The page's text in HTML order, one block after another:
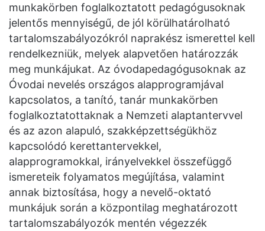
munkakörben foglalkoztatott pedagógusoknak
jelentős mennyiségű, de jól körülhatárolható
tartalomszabályozókról naprakész ismerettel kell
rendelkezniük, melyek alapvetően határozzák
meg munkájukat. Az óvodapedagógusoknak az
Óvodai nevelés országos alapprogramjával
kapcsolatos, a tanító, tanár munkakörben
foglalkoztatottaknak a Nemzeti alaptantervvel
és az azon alapuló, szakképzettségükhöz
kapcsolódó kerettantervekkel,
alapprogramokkal, irányelvekkel összefüggő
ismereteik folyamatos megújítása, valamint
annak biztosítása, hogy a nevelő-oktató
munkájuk során a központilag meghatározott
tartalomszabályozók mentén végezzék